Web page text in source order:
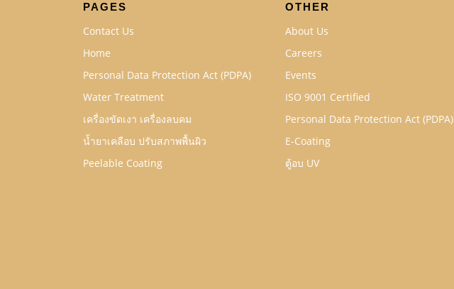
PAGES
Contact Us
Home
Personal Data Protection Act (PDPA)
Water Treatment
เครื่องขัดเงา เครื่องลบคม
น้ำยาเคลือบ ปรับสภาพพื้นผิว
Peelable Coating
OTHER
About Us
Careers
Events
ISO 9001 Certified
Personal Data Protection Act (PDPA)
E-Coating
ตู้อบ UV